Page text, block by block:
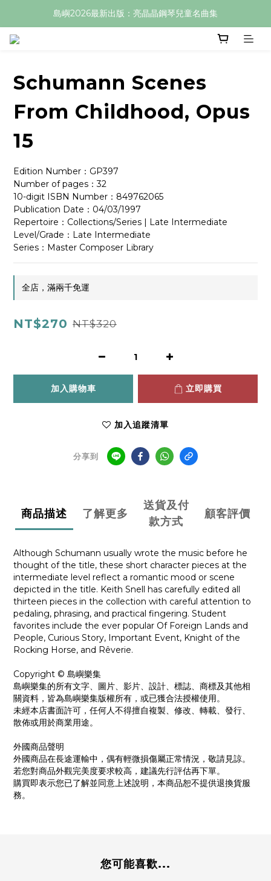
島嶼2026最新出版：亮晶晶鋼琴兒童名曲集
Schumann Scenes
From Childhood, Opus
15
Edition Number：GP397
Number of pages：32
10-digit ISBN Number：849762065
Publication Date：04/03/1997
Repertoire：Collections/Series | Late Intermediate
Level/Grade：Late Intermediate
Series：Master Composer Library
全店，滿兩千免運
NT$270 NT$320
加入購物車 立即購買
加入追蹤清單
分享到
商品描述 了解更多
送貨及付
款方式
顧客評價
Although Schumann usually wrote the music before he
thought of the title, these short character pieces at the
intermediate level reflect a romantic mood or scene
depicted in the title. Keith Snell has carefully edited all
thirteen pieces in the collection with careful attention to
pedaling, phrasing, and practical fingering. Student
favorites include the ever popular Of Foreign Lands and
People, Curious Story, Important Event, Knight of the
Rocking Horse, and Rêverie.
Copyright © 島嶼樂集
島嶼樂集的所有文字、圖片、影片、設計、標誌、商標及其他相
關資料，皆為島嶼樂集版權所有，或已獲合法授權使用。
未經本店書面許可，任何人不得擅自複製、修改、轉載、發行、
散佈或用於商業用途。
外國商品聲明
外國商品在長途運輸中，偶有輕微損傷屬正常情況，敬請見諒。
若您對商品外觀完美度要求較高，建議先行評估再下單。
購買即表示您已了解並同意上述說明，本商品恕不提供退換貨服
務。
您可能喜歡...